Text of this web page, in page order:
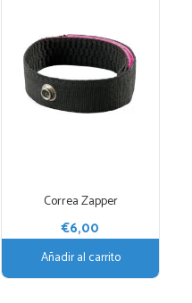
Correa Zapper
€6,00
Añadir al carrito